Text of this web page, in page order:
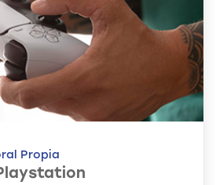
Propia